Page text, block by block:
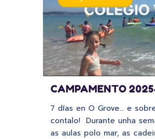
CAMPAMENTO
7 días en O Grove… e
contalo! Durante unha
as aulas polo mar, as